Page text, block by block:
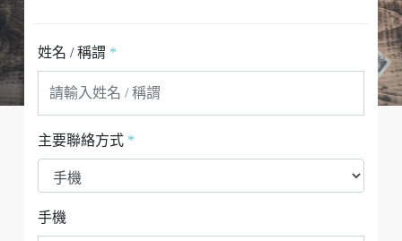
姓名 / 稱謂 *
主要聯絡方式 *
手機